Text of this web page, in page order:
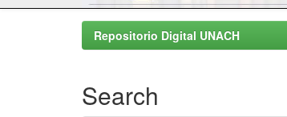
Skip
Repositorio Digital UNACH
Search